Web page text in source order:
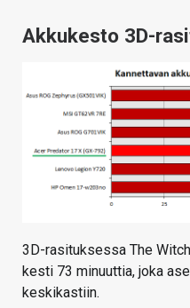
Akkukesto 3D-
3D-rasituksessa The
kesti 73 minuuttia, joka
keskikastiin.